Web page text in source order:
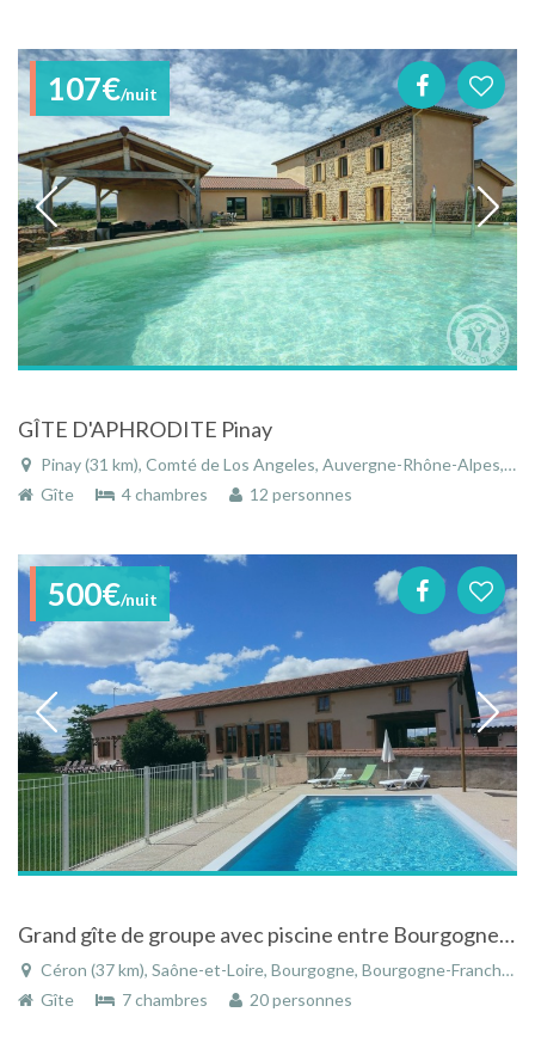
107€/nuit
GÎTE D'APHRODITE Pinay
Pinay (31 km), Comté de Los Angeles, Auvergne-Rhône-Alpes, France
Gîte
4 chambres 12 personnes
500€/nuit
Grand gîte de groupe avec piscine entre Bourgogne du sud et Auvergne du nord, ni vis-à -vis ni voisinage
Céron (37 km), Saône-et-Loire, Bourgogne, Bourgogne-Franche-Comté, France
Gîte
7 chambres 20 personnes